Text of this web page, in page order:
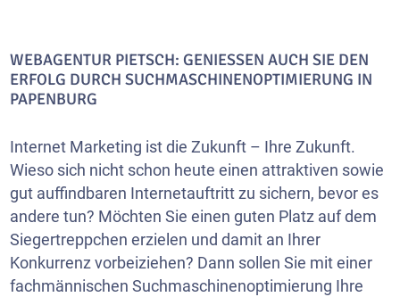
WEBAGENTUR PIETSCH: GENIESSEN AUCH SIE DEN E
RFOLG DURCH SUCHMASCHINENOPTIMIERUNG IN P
APENBURG
Internet Marketing ist die Zukunft – Ihre Zukunft.
Wieso sich nicht schon heute einen attraktiven sowie
gut auffindbaren Internetauftritt zu sichern, bevor es
andere tun? Möchten Sie einen guten Platz auf dem
Siegertreppchen erzielen und damit an Ihrer
Konkurrenz vorbeiziehen? Dann sollen Sie mit einer
fachmännischen Suchmaschinenoptimierung Ihre